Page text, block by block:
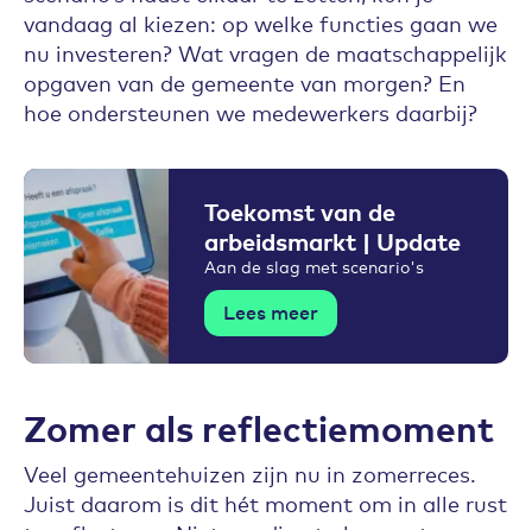
vandaag al kiezen: op welke functies gaan we
nu investeren? Wat vragen de maatschappelijk
opgaven van de gemeente van morgen? En
hoe ondersteunen we medewerkers daarbij?
Toekomst van de
arbeidsmarkt | Update
Aan de slag met scenario's
Lees meer
Zomer als reflectiemoment
Veel gemeentehuizen zijn nu in zomerreces.
Juist daarom is dit hét moment om in alle rust